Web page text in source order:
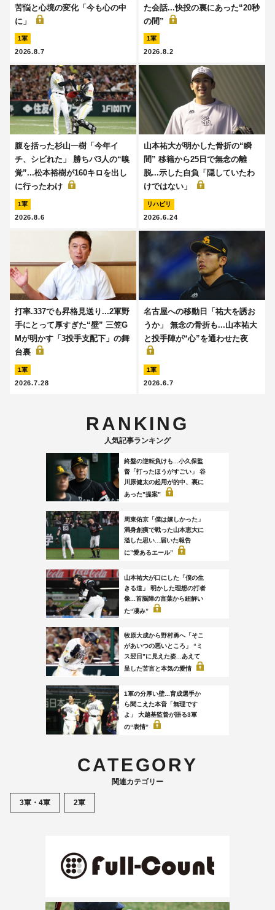
苦悩と心境の変化「今も心の中
に」
1軍
2026.8.7
た会話...快投の裏にあった“20秒
の間”
1軍
2026.8.2
腹を括った杉山一樹「今年イ
チ、シビれた」 勝ちパ3人の“嗅
覚”...松本裕樹が160キロを出し
に行ったわけ
1軍
2026.8.6
山本祐大が明かした骨折の“瞬
間” 移籍から25日で無念の離
脱...示した自負「隠していたわ
けではない」
リハビリ
2026.6.24
打率.337でも昇格見送り...2軍野
手にとって厚すぎた“壁” 三笠G
Mが明かす「3投手支配下」の舞
台裏
1軍
2026.7.28
名古屋への移動日「祐大を誘お
うか」 無念の骨折も...山本祐大
と投手陣が“心”を通わせた夜
1軍
2026.6.7
RANKING
人気記事ランキング
終盤の逆転負けも...小久保監
督「打ったほうがすごい」 谷
川原健太の起用が的中、裏に
あった”提案”
周東佑京「僕は嬉しかった」
満身創痍で戦った山本恵大に
溢した思い...届いた報告
に”愛あるエール”
山本祐大が口にした「僕の生
きる道」 明かした理想の打者
像...首脳陣の言葉から紐解い
た“凄み”
牧原大成から野村勇へ「そこ
があいつの悪いところ」 “ミ
ス翌日”に見えた姿...あえて
呈した苦言と本気の愛情
1軍の分厚い壁...育成選手か
ら聞こえた本音「無理です
よ」 大越基監督が語る3軍
の“表情”
CATEGORY
関連カテゴリー
3軍・4軍 2軍